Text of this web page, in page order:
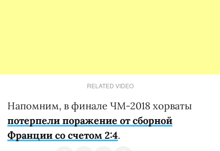
RELATED VIDEO
Напомним, в финале ЧМ-2018 хорваты
потерпели поражение от сборной
Франции со счетом 2:4.